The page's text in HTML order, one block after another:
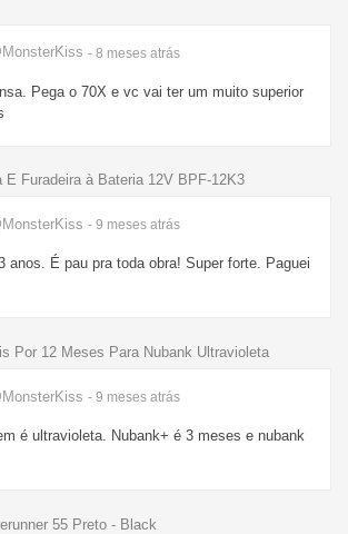
- 8 meses atrás
Pega o 70X e vc vai ter um muito superior
E Furadeira à Bateria 12V BPF-12K3
- 9 meses atrás
anos. É pau pra toda obra! Super forte. Paguei
Por 12 Meses Para Nubank Ultravioleta
- 9 meses atrás
é ultravioleta. Nubank+ é 3 meses e nubank
55 Preto - Black